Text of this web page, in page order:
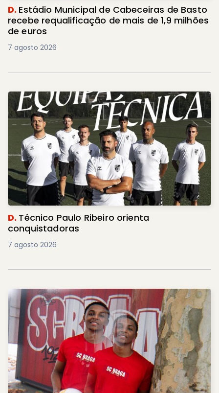
D. Estádio Municipal de Cabeceiras de Basto
recebe requalificação de mais de 1,9 milhões
de euros
7 agosto 2026
D. Técnico Paulo Ribeiro orienta
conquistadoras
7 agosto 2026